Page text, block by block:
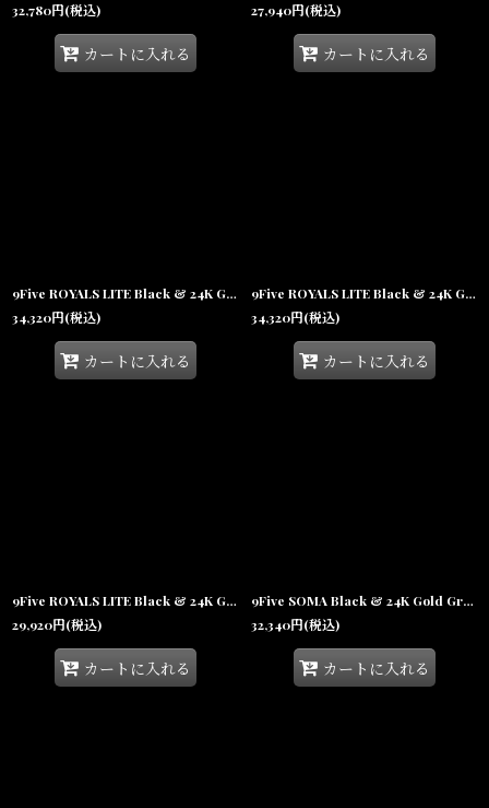
32,780円(税込)
カートに入れる
27,940円(税込)
カートに入れる
9Five ROYALS LITE Black & 24K Gold Midnight Blue Gradation Sunglasses 24Kゴールド UV 偏光 グラデーション サングラス
34,320円(税込)
カートに入れる
9Five ROYALS LITE Black & 24K Gold Sienna Gradation Sunglasses 24Kゴールド UV 偏光 グラデーション サングラス
34,320円(税込)
カートに入れる
9Five ROYALS LITE Black & 24K Gold Sunglasses 24Kゴールド UV 偏光 グラデーション サングラス
29,920円(税込)
カートに入れる
9Five SOMA Black & 24K Gold Gradation Sunglasses 24Kゴールド UV 偏光 グラデーション サングラス
32,340円(税込)
カートに入れる